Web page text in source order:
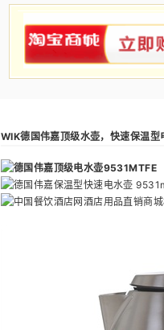
WIK德国伟嘉顶级水壶，快速保温